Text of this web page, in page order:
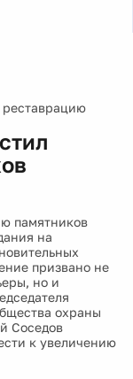
памятников
на
призвано не
но и
охраны
Соседов
к увеличению